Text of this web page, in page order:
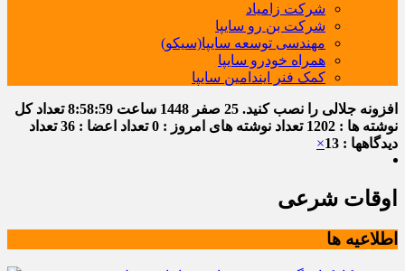
شرکت زامیاد
شرکت بن رو سایپا
مهندسی توسعه سایپا(سیکو)
همراه خودرو سایپا
کمک فنر ایندامین سایپا
افزونه جلالی را نصب کنید. 25 صفر 1448 ساعت 8:58:59تعداد کل
نوشته ها : 1202
تعداد نوشته های امروز : 0 تعداد اعضا : 36
تعداد
دیدگاهها : 13
×
اوقات شرعی
اطلاعیه ها